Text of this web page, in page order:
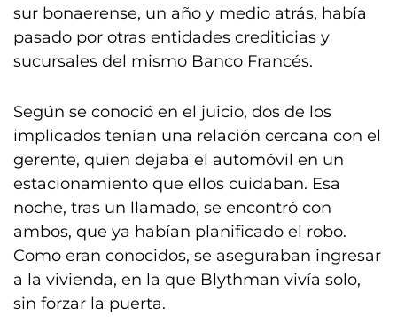
sur bonaerense, un año y medio atrás, había
pasado por otras entidades crediticias y
sucursales del mismo Banco Francés.
Según se conoció en el juicio, dos de los
implicados tenían una relación cercana con el
gerente, quien dejaba el automóvil en un
estacionamiento que ellos cuidaban. Esa
noche, tras un llamado, se encontró con
ambos, que ya habían planificado el robo.
Como eran conocidos, se aseguraban ingresar
a la vivienda, en la que Blythman vivía solo,
sin forzar la puerta.